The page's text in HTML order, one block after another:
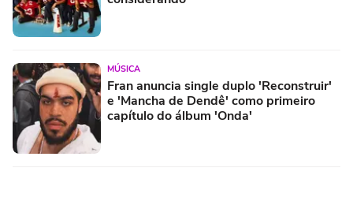
MÚSICA
Fran anuncia single duplo 'Reconstruir'
e 'Mancha de Dendê' como primeiro
capítulo do álbum 'Onda'